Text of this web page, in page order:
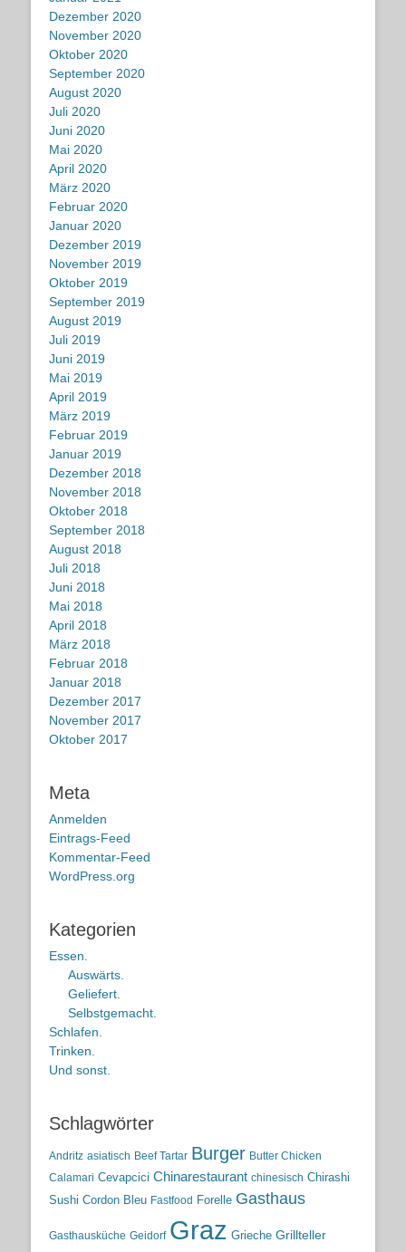
Dezember 2020
November 2020
Oktober 2020
September 2020
August 2020
Juli 2020
Juni 2020
Mai 2020
April 2020
März 2020
Februar 2020
Januar 2020
Dezember 2019
November 2019
Oktober 2019
September 2019
August 2019
Juli 2019
Juni 2019
Mai 2019
April 2019
März 2019
Februar 2019
Januar 2019
Dezember 2018
November 2018
Oktober 2018
September 2018
August 2018
Juli 2018
Juni 2018
Mai 2018
April 2018
März 2018
Februar 2018
Januar 2018
Dezember 2017
November 2017
Oktober 2017
Meta
Anmelden
Eintrags-Feed
Kommentar-Feed
WordPress.org
Kategorien
Essen.
Auswärts.
Geliefert.
Selbstgemacht.
Schlafen.
Trinken.
Und sonst.
Schlagwörter
Andritz asiatisch Beef Tartar Burger Butter Chicken
Calamari Cevapcici Chinarestaurant chinesisch Chirashi
Sushi Cordon Bleu Fastfood Forelle Gasthaus
Gasthausküche Geidorf Graz Grieche Grillteller